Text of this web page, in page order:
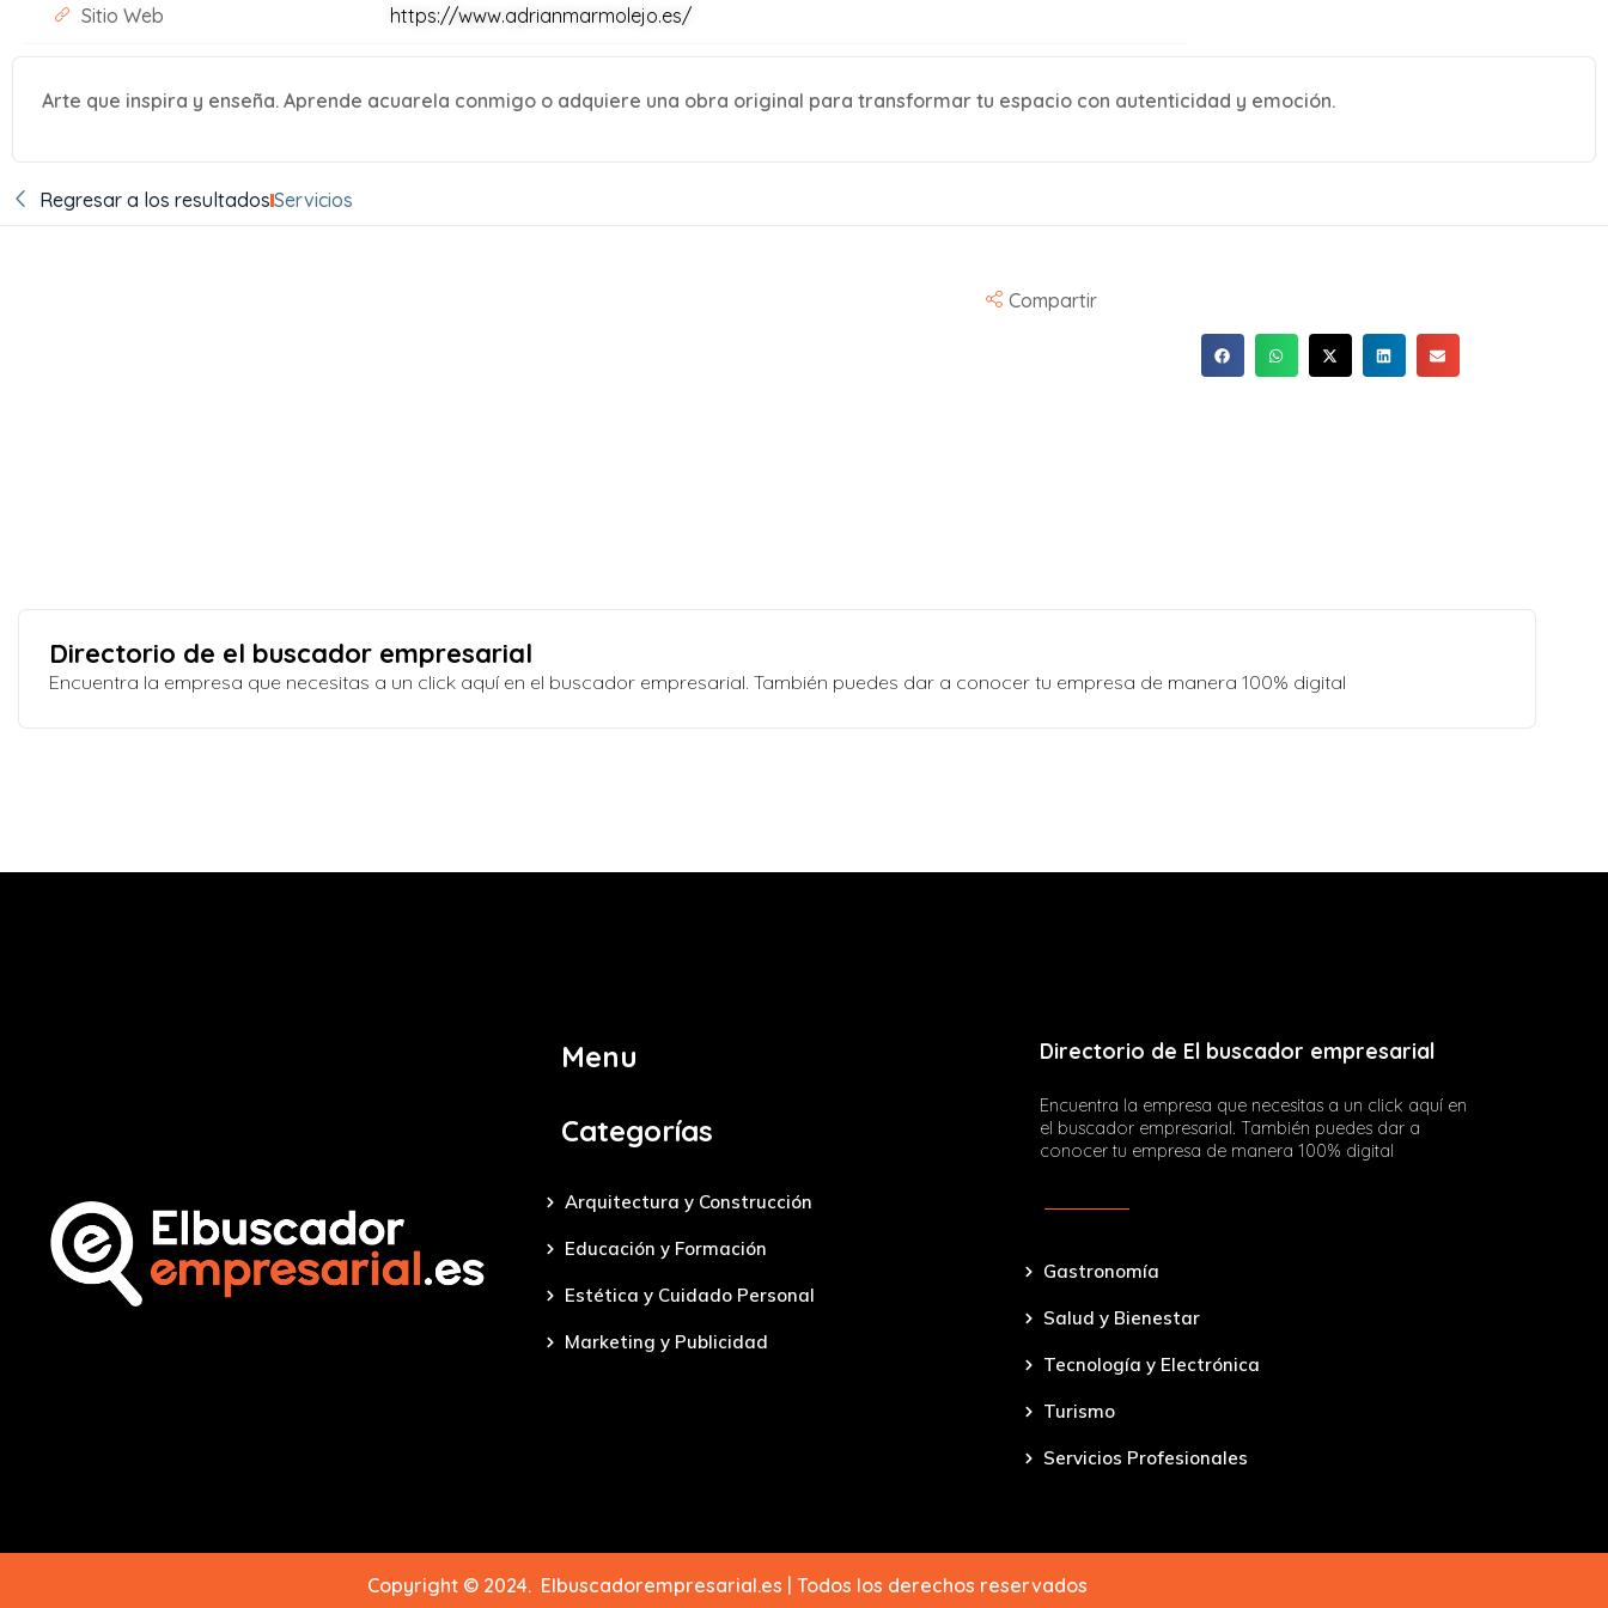
Sitio Web https://www.adrianmarmolejo.es/
Arte que inspira y enseña. Aprende acuarela conmigo o adquiere una obra original para transformar tu espacio con autenticidad y emoción.
Regresar a los resultadosServicios
Compartir
Directorio de el buscador empresarial
Encuentra la empresa que necesitas a un click aquí en el buscador empresarial. También puedes dar a conocer tu empresa de manera 100% digital
Menu
Categorías
Arquitectura y Construcción
Educación y Formación
Estética y Cuidado Personal
Marketing y Publicidad
Directorio de El buscador empresarial
Encuentra la empresa que necesitas a un click aquí en
el buscador empresarial. También puedes dar a
conocer tu empresa de manera 100% digital
Gastronomía
Salud y Bienestar
Tecnología y Electrónica
Turismo
Servicios Profesionales
Copyright © 2024. Elbuscadorempresarial.es | Todos los derechos reservados